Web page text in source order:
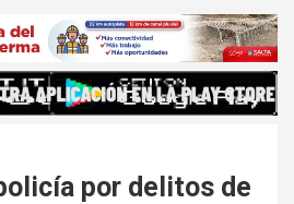
por delitos de